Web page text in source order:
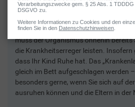
Körperliche Schonung
Körperliche Schonung ist für Ihr Kind
muss der Organismus ohnehin
die Krankheitserreger leisten. Insofern
dass Ihr Kind Ruhe hat. Das
gleich im Bett aufgeschlagen werden
besonders gerne, wenn Sie sich auf
ausruhen können und die Eltern in der